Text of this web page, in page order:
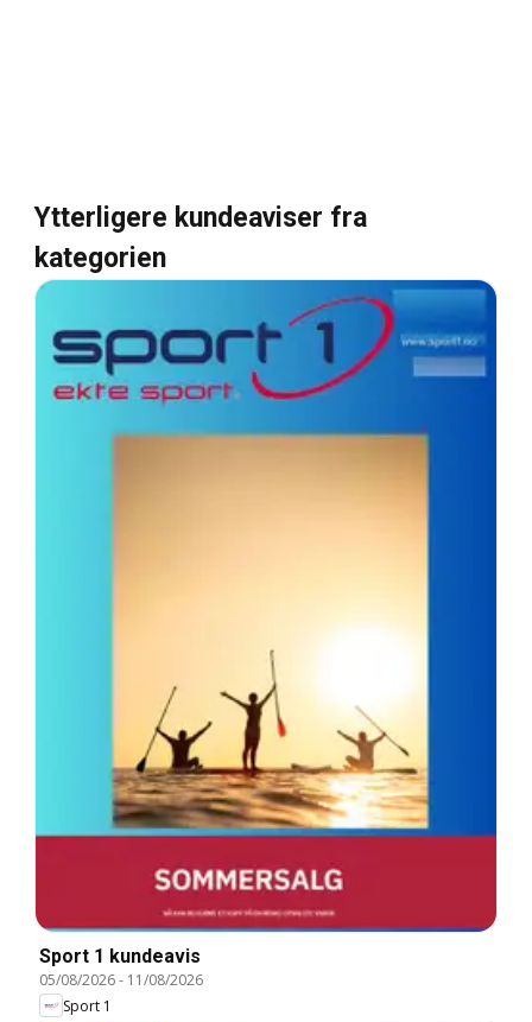
Ytterligere kundeaviser fra
kategorien
Sport 1 kundeavis
05/08/2026- 11/08/2026
Sport 1